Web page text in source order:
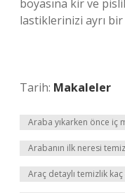
boyasına kir ve
lastiklerinizi ayrı bir
Tarih: Makaleler
Araba yıkarken önce iç
Arabanın ilk neresi
Araç detaylı temizlik